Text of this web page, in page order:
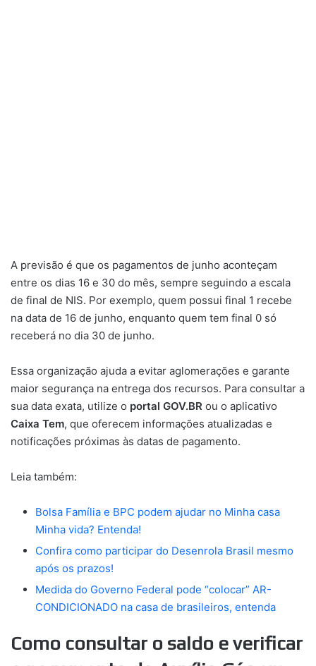
A previsão é que os pagamentos de junho aconteçam
entre os dias 16 e 30 do mês, sempre seguindo a escala
de final de NIS. Por exemplo, quem possui final 1 recebe
na data de 16 de junho, enquanto quem tem final 0 só
receberá no dia 30 de junho.
Essa organização ajuda a evitar aglomerações e garante
maior segurança na entrega dos recursos. Para consultar a
sua data exata, utilize o portal GOV.BR ou o aplicativo
Caixa Tem, que oferecem informações atualizadas e
notificações próximas às datas de pagamento.
Leia também:
Bolsa Família e BPC podem ajudar no Minha casa
Minha vida? Entenda!
Confira como participar do Desenrola Brasil mesmo
após os prazos!
Medida do Governo Federal pode “colocar” AR-
CONDICIONADO na casa de brasileiros, entenda
Como consultar o saldo e verificar